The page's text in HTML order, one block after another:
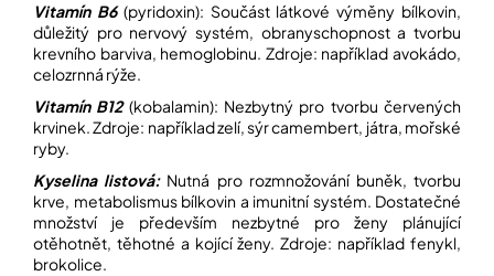
Vitamín B6(pyridoxin): Součást látkové výměny bílkovin,
důležitý pro nervový systém, obranyschopnost a tvorbu
krevního barviva, hemoglobinu. Zdroje: například avokádo,
celozrnná rýže.
Vitamín B12(kobalamin): Nezbytný pro tvorbu červených
krvinek. Zdroje: například zelí, sýr camembert, játra, mořské
ryby.
Kyselina listová:Nutná pro rozmnožování buněk, tvorbu
krve, metabolismus bílkovin a imunitní systém. Dostatečné
množství je především nezbytné pro ženy plánující
otěhotnět, těhotné a kojící ženy. Zdroje: například fenykl,
brokolice.